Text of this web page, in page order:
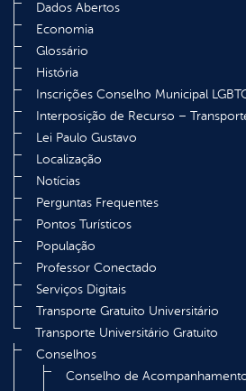
Dados Abertos
Economia
Glossário
História
Inscrições Conselho Municipal
Interposição de Recurso –
Lei Paulo Gustavo
Localização
Notícias
Perguntas Frequentes
Pontos Turísticos
População
Professor Conectado
Serviços Digitais
Transporte Gratuito Universitário
Transporte Universitário Gratuito
Conselhos
Conselho de